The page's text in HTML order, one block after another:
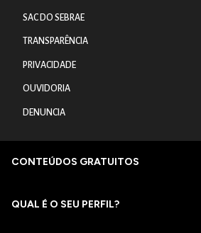
SAC DO SEBRAE
TRANSPARÊNCIA
PRIVACIDADE
OUVIDORIA
DENUNCIA
CONTEÚDOS GRATUITOS
QUAL É O SEU PERFIL?